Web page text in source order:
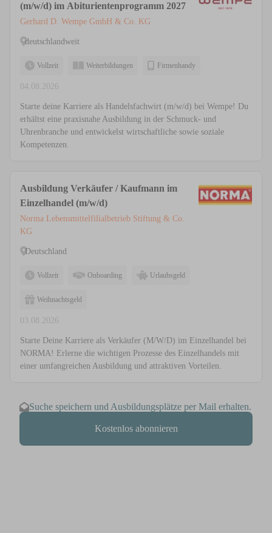
(m/w/d) im Abiturientenprogramm 2027
Gerhard D. Wempe GmbH & Co. KG
deutschlandweit
Vollzeit Weiterbildungen Firmenhandy
04.08.2026
Starte deine Karriere als Handelsfachwirt (m/w/d) bei Wempe! Du
erhältst eine praxisnahe Ausbildung in der Schmuck- und
Uhrenbranche und entwickelst wirtschaftliche sowie soziale
Kompetenzen.
Ausbildung Verkäufer / Kaufmann im
Einzelhandel (m/w/d)
Norma Lebensmittelfilialbetrieb Stiftung & Co.
KG
Deutschland
Vollzeit Onboarding Urlaubsgeld
Weihnachtsgeld
03.08.2026
Starte Deine Karriere als Verkäufer (M/W/D) im Einzelhandel bei
NORMA! Erlerne die wichtigen Prozesse des Einzelhandels mit
einer umfangreichen Ausbildung und attraktiven Vorteilen.
Suche speichern und Ausbildungsplätze per Mail erhalten.
Kostenlos abonnieren